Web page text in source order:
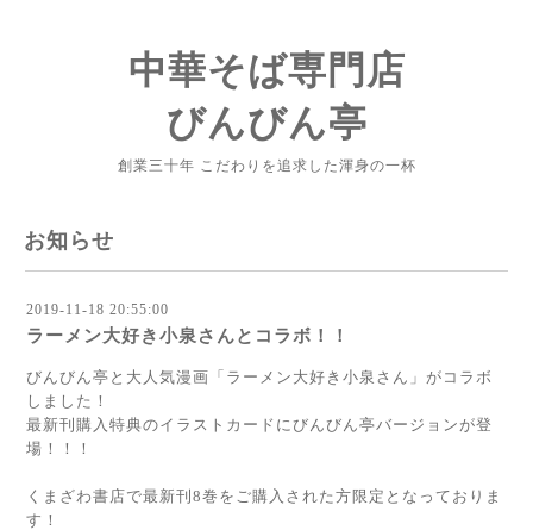
中華そば専門店
びんびん亭
創業三十年 こだわりを追求した渾身の一杯
お知らせ
2019-11-18 20:55:00
ラーメン大好き小泉さんとコラボ！！
びんびん亭と大人気漫画「ラーメン大好き小泉さん」がコラボ
しました！
最新刊購入特典のイラストカードにびんびん亭バージョンが登
場！！！
くまざわ書店で最新刊8巻をご購入された方限定となっておりま
す！